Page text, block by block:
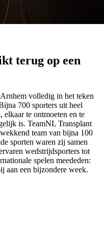
terug op een
volledig in het teken
700 sporters uit heel
elkaar te ontmoeten en te
is. TeamNL Transplant
team van bijna 100
sporten waren zij samen
wedstrijdsporters tot
spelen meededen:
aan een bijzondere week.